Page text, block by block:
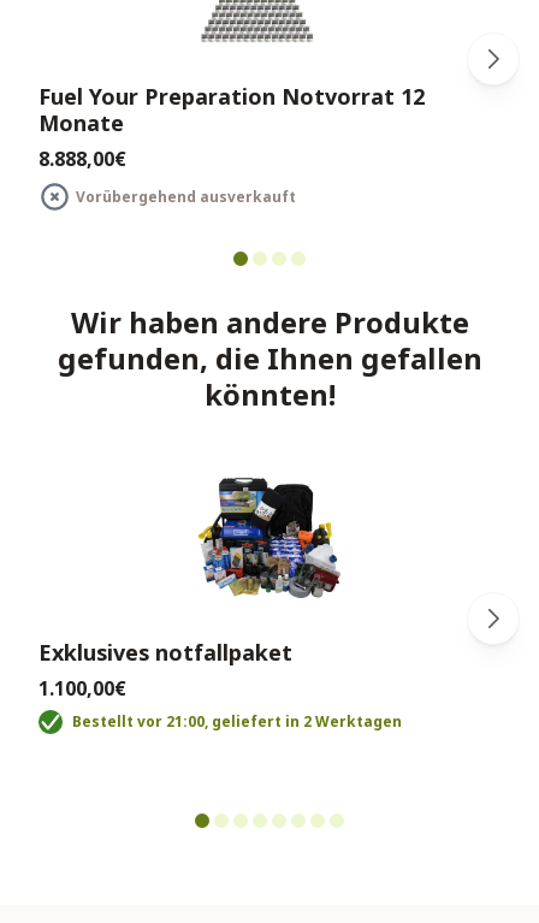
Fuel Your Preparation Notvorrat 12
Monate
8.888,00€
Vorübergehend ausverkauft
Wir haben andere Produkte
gefunden, die Ihnen gefallen
könnten!
Exklusives notfallpaket
1.100,00€
Bestellt vor 21:00, geliefert in 2 Werktagen